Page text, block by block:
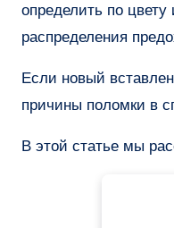
определить по
распределения
Если новый
причины поломки в
В этой статье мы